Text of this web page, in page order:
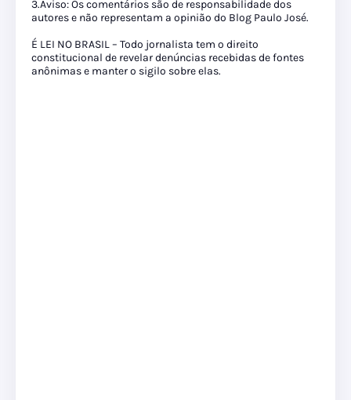
3.Aviso: Os comentários são de responsabilidade dos
autores e não representam a opinião do Blog Paulo José.
É LEI NO BRASIL – Todo jornalista tem o direito
constitucional de revelar denúncias recebidas de fontes
anônimas e manter o sigilo sobre elas.